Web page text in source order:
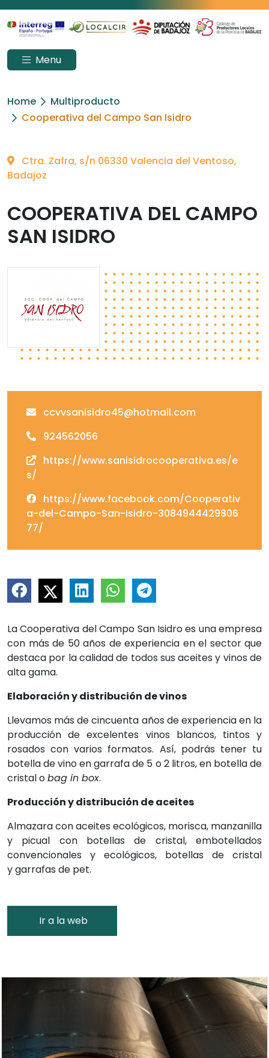
Menu
Home
Multiproducto
Cooperativa del Campo San Isidro
Ctra. Zafra, s/n 06330 Valencia del Ventoso,
Badajoz
COOPERATIVA DEL CAMPO
SAN ISIDRO
ccvvsanisidro45@hotmail.com
924562056
https://www.sanisidrocooperativa.es/e
s/
https://www.facebook.com/Cooperativ
a-del-Campo-San-Isidro-3084944429806
77/
La Cooperativa del Campo San Isidro es una empresa
con más de 50 años de experiencia en el sector que
destaca por la calidad de todos sus aceites y vinos de
alta gama.
Elaboración y distribución de vinos
Llevamos más de cincuenta años de experiencia en la
producción de excelentes vinos blancos, tintos y
rosados con varios formatos. Así, podrás tener tu
botella de vino en garrafa de 5 o 2 litros, en botella de
cristal obag in box.
Producción y distribución de aceites
Almazara con aceites ecológicos, morisca, manzanilla
y picual con botellas de cristal, embotellados
convencionales y ecológicos, botellas de cristal
y garrafas de pet.
Ir a la web